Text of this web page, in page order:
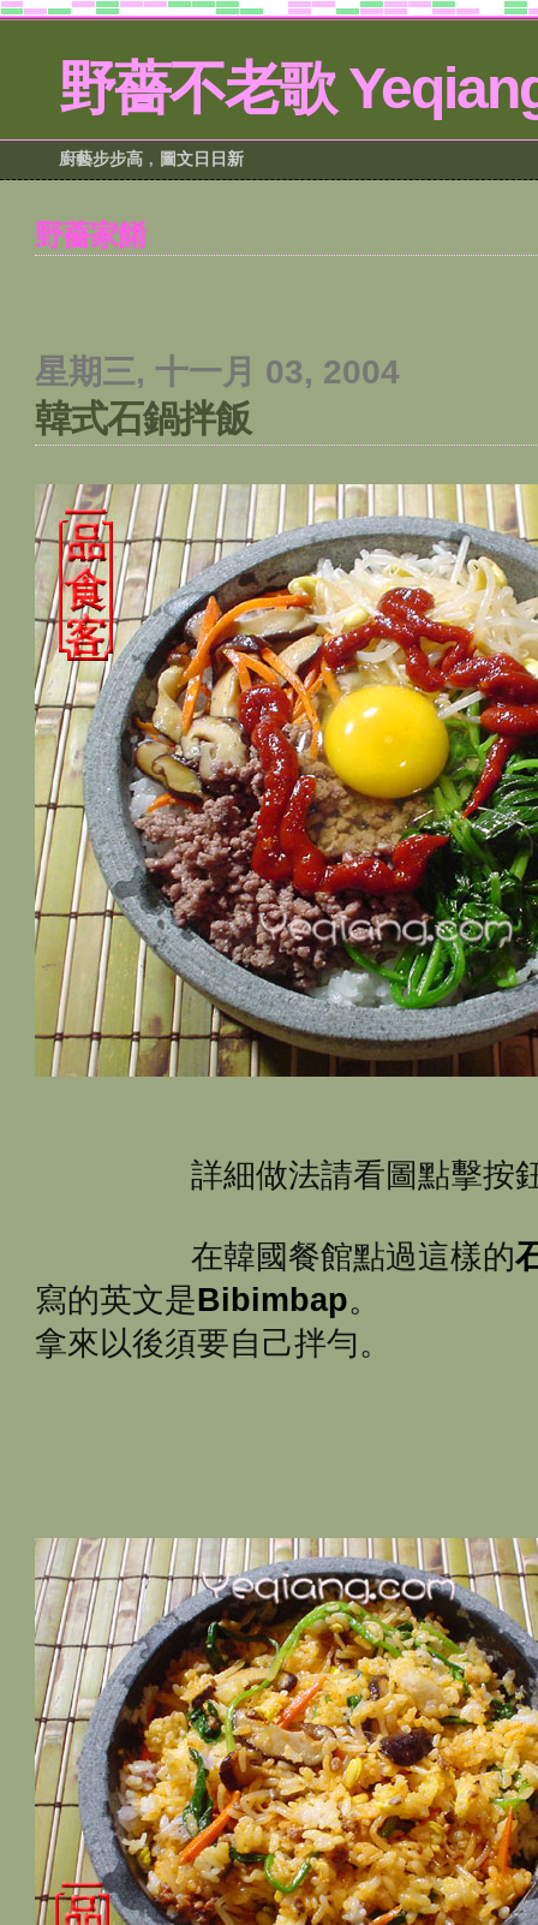
野薔不老歌
廚藝步步高﹐圖文日日新
野薔家餚
星期三, 十一月 03, 2004
韓式石鍋拌飯
詳細做法請看圖點擊按
在韓國餐館點過這樣的
寫的英文是Bibimbap。
拿來以後須要自己拌勻。